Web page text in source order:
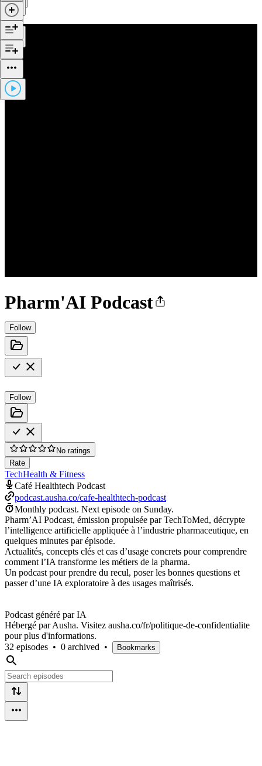
Pharm'AI Podcast
Follow
Follow
No ratings
Rate
TechHealth & Fitness
Café Healthtech Podcast
podcast.ausha.co/cafe-healthtech-podcast
Monthly podcast. Next episode on Sunday.
Pharm’AI Podcast, émission propulsée par TechToMed, décrypte
l’intelligence artificielle appliquée à l’industrie pharmaceutique, en
quelques minutes par épisode.
Actualités, concepts clés et cas d’usage concrets pour comprendre
comment l’IA transforme les métiers de la pharma.
Un podcast pour prendre du recul, poser les bonnes questions et
passer d’une IA exploratoire à des usages maîtrisés.
Podcast généré par IA
Hébergé par Ausha. Visitez ausha.co/fr/politique-de-confidentialite
pour plus d'informations.
32 episodes • 0 archived • Bookmarks